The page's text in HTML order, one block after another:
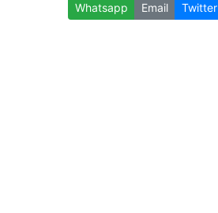
Whatsapp Email Twitter